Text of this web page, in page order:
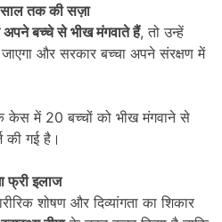
साल तक की सज़ा
अपने बच्चे से भीख मंगवाते हैं, तो उन्हें
जाएगा और सरकार बच्चा अपने संरक्षण में
केस में 20 बच्चों को भीख मंगवाने से
की गई है।
फ्री इलाज
शोषण और दिव्यांगता का शिकार